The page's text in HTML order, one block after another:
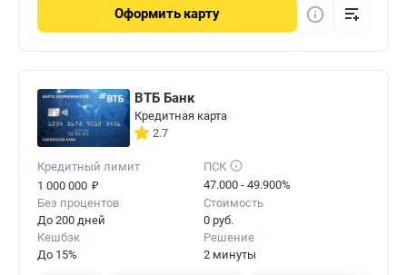
Оформить карту
ВТБ Банк
Кредитная карта
2.7
Кредитный лимит
1 000 000 ₽
ПСК
47.000 - 49.900%
Без процентов
До 200 дней
Стоимость
0 руб.
Кешбэк
До 15%
Решение
2 минуты